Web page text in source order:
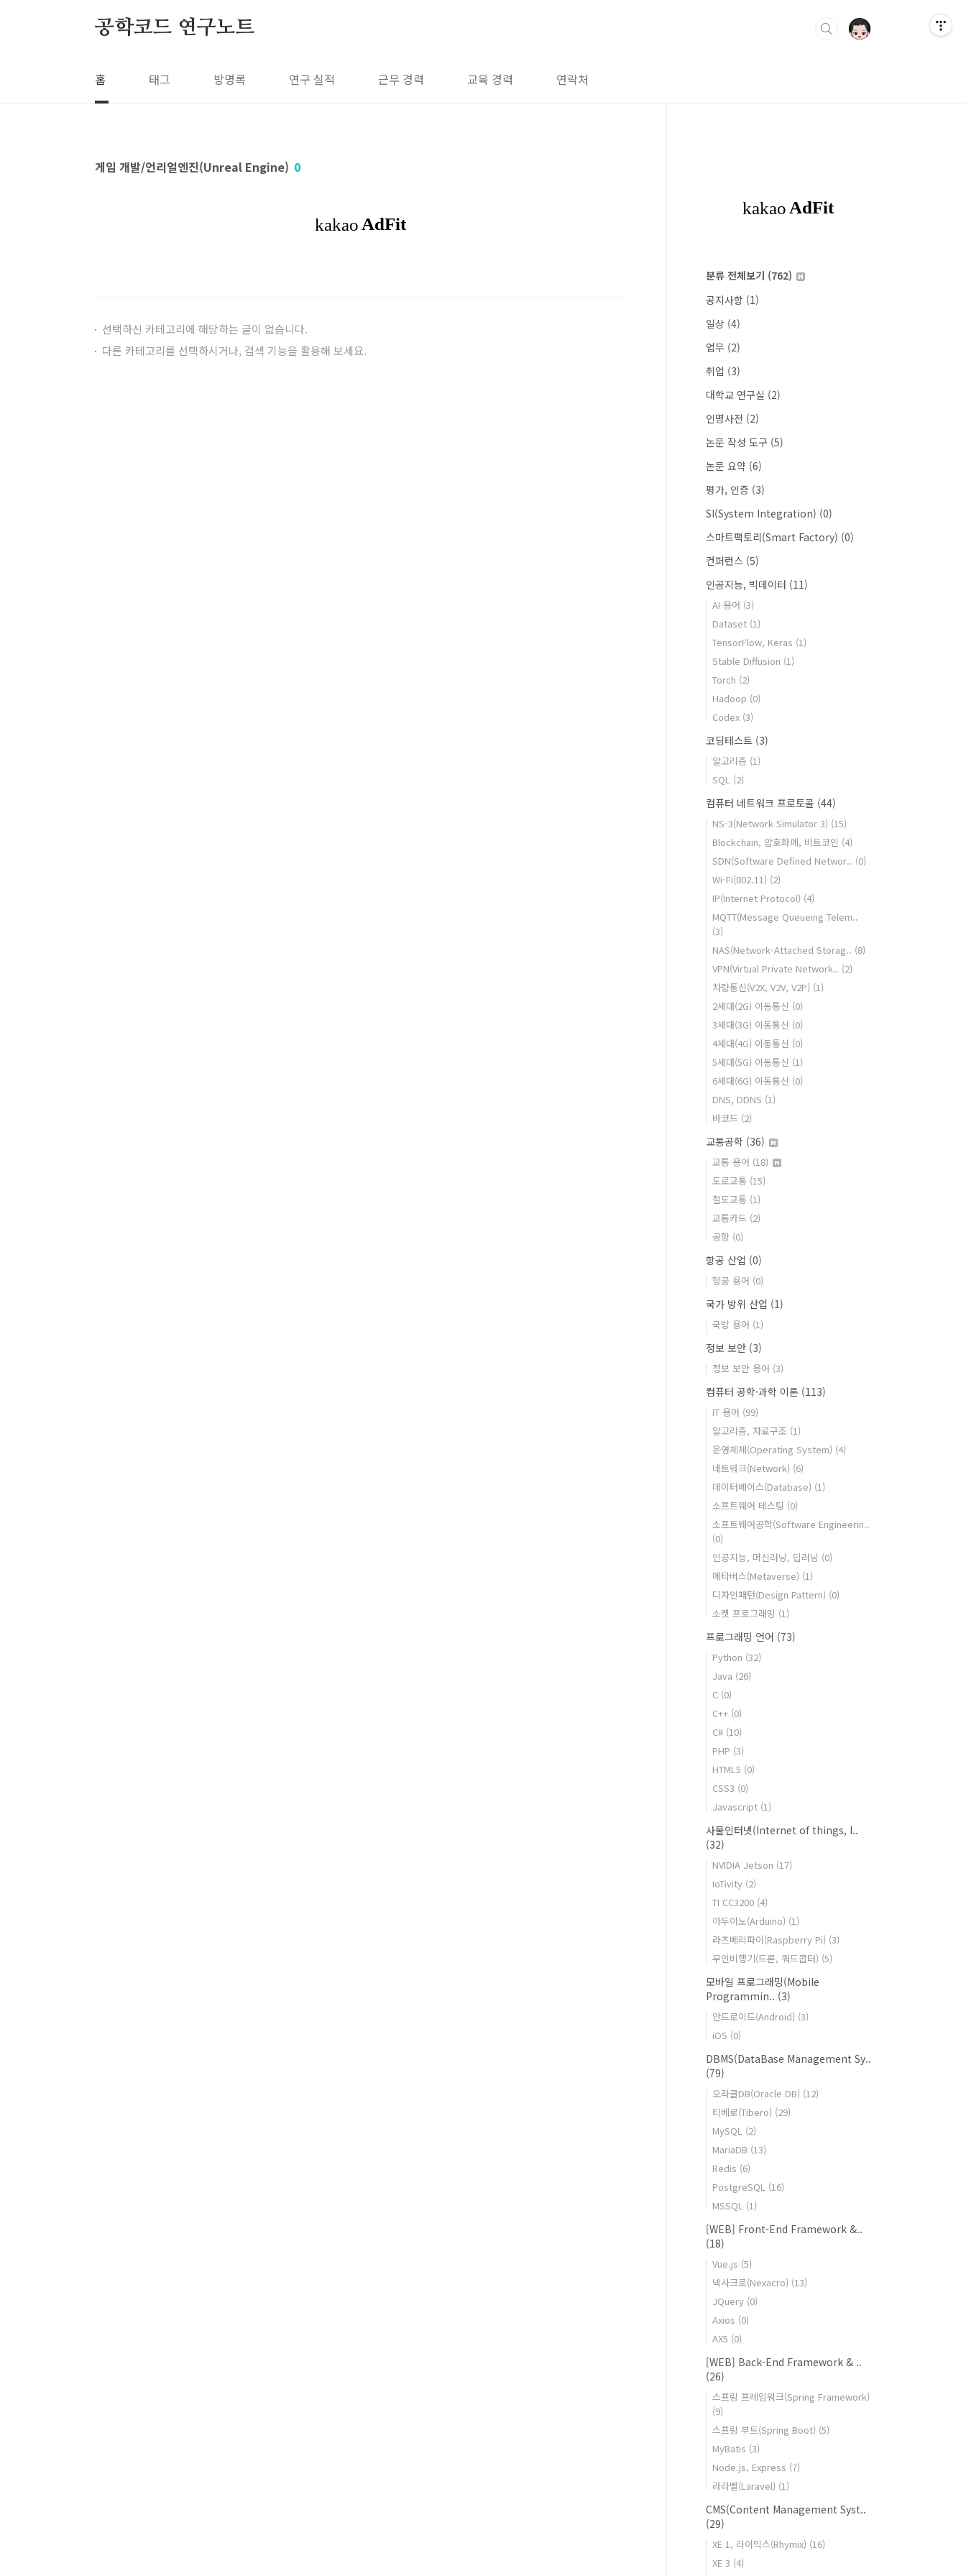
공학코드 연구노트
홈 태그 방명록 연구 실적 근무 경력 교육 경력 연락처
게임 개발/언리얼엔진(Unreal Engine) 0
선택하신 카테고리에 해당하는 글이 없습니다.
다른 카테고리를 선택하시거나, 검색 기능을 활용해 보세요.
분류 전체보기 (762)
공지사항 (1)
일상 (4)
업무 (2)
취업 (3)
대학교 연구실 (2)
인명사전 (2)
논문 작성 도구 (5)
논문 요약 (6)
평가, 인증 (3)
SI(System Integration) (0)
스마트팩토리(Smart Factory) (0)
컨퍼런스 (5)
인공지능, 빅데이터 (11)
AI 용어 (3)
Dataset (1)
TensorFlow, Keras (1)
Stable Diffusion (1)
Torch (2)
Hadoop (0)
Codex (3)
코딩테스트 (3)
알고리즘 (1)
SQL (2)
컴퓨터 네트워크 프로토콜 (44)
NS-3(Network Simulator 3) (15)
Blockchain, 암호화폐, 비트코인 (4)
SDN(Software Defined Networ.. (0)
Wi-Fi(802.11) (2)
IP(Internet Protocol) (4)
MQTT(Message Queueing Telem..
(3)
NAS(Network-Attached Storag.. (8)
VPN(Virtual Private Network.. (2)
차량통신(V2X, V2V, V2P) (1)
2세대(2G) 이동통신 (0)
3세대(3G) 이동통신 (0)
4세대(4G) 이동통신 (0)
5세대(5G) 이동통신 (1)
6세대(6G) 이동통신 (0)
DNS, DDNS (1)
바코드 (2)
교통공학 (36)
교통 용어 (18)
도로교통 (15)
철도교통 (1)
교통카드 (2)
공항 (0)
항공 산업 (0)
항공 용어 (0)
국가 방위 산업 (1)
국방 용어 (1)
정보 보안 (3)
정보 보안 용어 (3)
컴퓨터 공학·과학 이론 (113)
IT 용어 (99)
알고리즘, 자료구조 (1)
운영체제(Operating System) (4)
네트워크(Network) (6)
데이터베이스(Database) (1)
소프트웨어 테스팅 (0)
소프트웨어공학(Software Engineerin..
(0)
인공지능, 머신러닝, 딥러닝 (0)
메타버스(Metaverse) (1)
디자인패턴(Design Pattern) (0)
소켓 프로그래밍 (1)
프로그래밍 언어 (73)
Python (32)
Java (26)
C (0)
C++ (0)
C# (10)
PHP (3)
HTML5 (0)
CSS3 (0)
Javascript (1)
사물인터넷(Internet of things, I..
(32)
NVIDIA Jetson (17)
IoTivity (2)
TI CC3200 (4)
아두이노(Arduino) (1)
라즈베리파이(Raspberry Pi) (3)
무인비행기(드론, 쿼드콥터) (5)
모바일 프로그래밍(Mobile
Programmin.. (3)
안드로이드(Android) (3)
iOS (0)
DBMS(DataBase Management Sy..
(79)
오라클DB(Oracle DB) (12)
티베로(Tibero) (29)
MySQL (2)
MariaDB (13)
Redis (6)
PostgreSQL (16)
MSSQL (1)
[WEB] Front-End Framework &..
(18)
Vue.js (5)
넥사크로(Nexacro) (13)
JQuery (0)
Axios (0)
AX5 (0)
[WEB] Back-End Framework & ..
(26)
스프링 프레임워크(Spring Framework)
(9)
스프링 부트(Spring Boot) (5)
MyBatis (3)
Node.js, Express (7)
라라벨(Laravel) (1)
CMS(Content Management Syst..
(29)
XE 1, 라이믹스(Rhymix) (16)
XE 3 (4)